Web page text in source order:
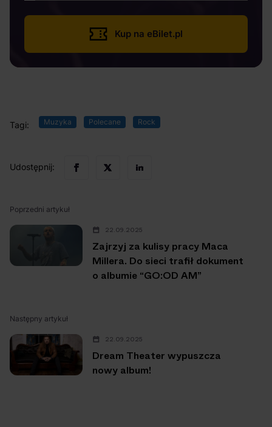
Kup na eBilet.pl
Tagi: Muzyka Polecane Rock
Udostępnij:
Poprzedni artykuł
22.09.2025
Zajrzyj za kulisy pracy Maca
Millera. Do sieci trafił dokument
o albumie “GO:OD AM”
Następny artykuł
22.09.2025
Dream Theater wypuszcza
nowy album!